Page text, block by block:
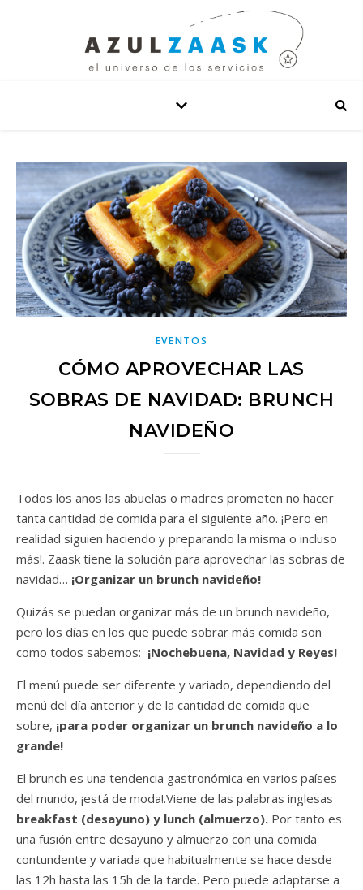
EVENTOS
CÓMO APROVECHAR LAS
SOBRAS DE NAVIDAD: BRUNCH
NAVIDEÑO
Todos los años las abuelas o madres prometen no hacer
tanta cantidad de comida para el siguiente año. ¡Pero en
realidad siguien haciendo y preparando la misma o incluso
más!. Zaask tiene la solución para aprovechar las sobras de
navidad… ¡Organizar un brunch navideño!
Quizás se puedan organizar más de un brunch navideño,
pero los días en los que puede sobrar más comida son
como todos sabemos: ¡Nochebuena, Navidad y Reyes!
El menú puede ser diferente y variado, dependiendo del
menú del día anterior y de la cantidad de comida que
sobre, ¡para poder organizar un brunch navideño a lo
grande!
El brunch es una tendencia gastronómica en varios países
del mundo, ¡está de moda!.Viene de las palabras inglesas
breakfast (desayuno) y lunch (almuerzo). Por tanto es
una fusión entre desayuno y almuerzo con una comida
contundente y variada que habitualmente se hace desde
las 12h hasta las 15h de la tarde. Pero puede adaptarse a